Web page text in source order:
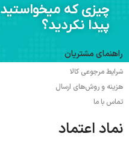
چیزی که میخواستید
پیدا نکردید؟
راهنمای مشتریان
شرایط مرجوعی کالا
هزینه و روش‌های ارسال
تماس با ما
نماد اعتماد